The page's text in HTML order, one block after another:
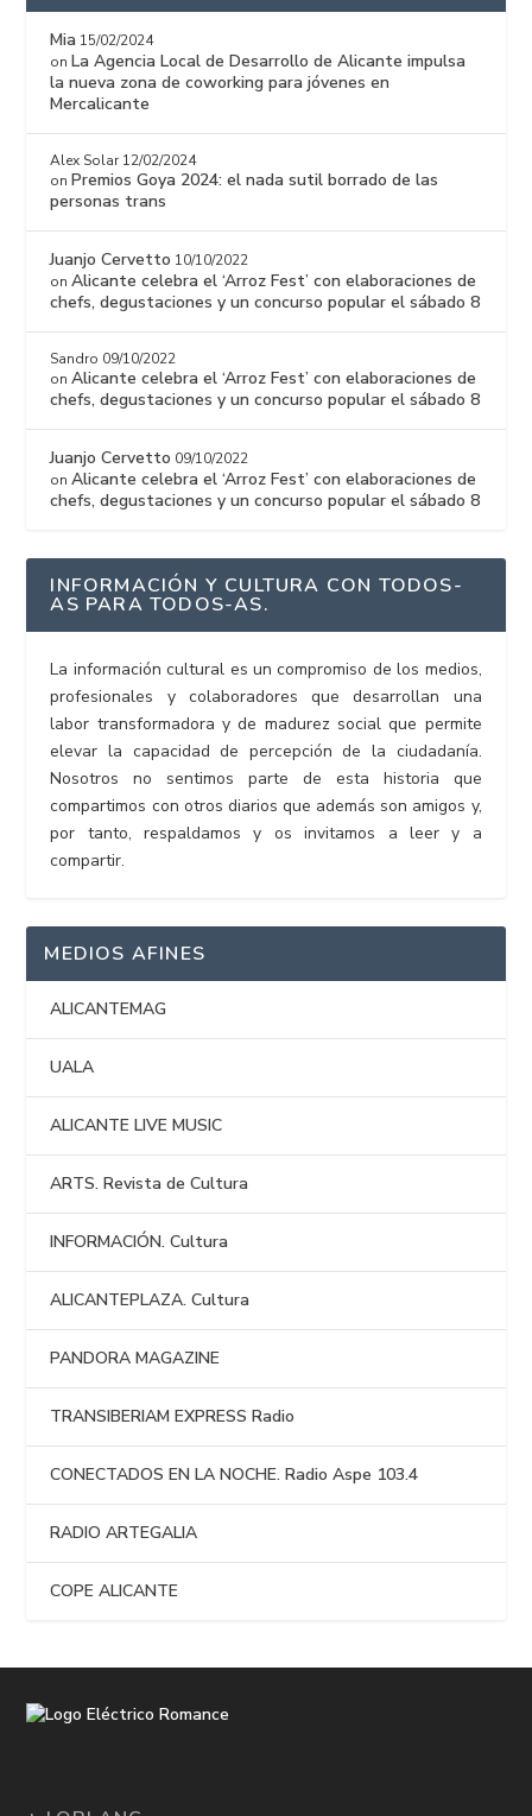
Mia 15/02/2024
onLa Agencia Local de Desarrollo de Alicante impulsa
la nueva zona de coworking para jóvenes en
Mercalicante
Alex Solar 12/02/2024
onPremios Goya 2024: el nada sutil borrado de las
personas trans
Juanjo Cervetto 10/10/2022
onAlicante celebra el ‘Arroz Fest’ con elaboraciones de
chefs, degustaciones y un concurso popular el sábado 8
Sandro 09/10/2022
onAlicante celebra el ‘Arroz Fest’ con elaboraciones de
chefs, degustaciones y un concurso popular el sábado 8
Juanjo Cervetto 09/10/2022
onAlicante celebra el ‘Arroz Fest’ con elaboraciones de
chefs, degustaciones y un concurso popular el sábado 8
INFORMACIÓN Y CULTURA CON TODOS-
AS PARA TODOS-AS.
La información cultural es un compromiso de los medios,
profesionales y colaboradores que desarrollan una
labor transformadora y de madurez social que permite
elevar la capacidad de percepción de la ciudadanía.
Nosotros no sentimos parte de esta historia que
compartimos con otros diarios que además son amigos y,
por tanto, respaldamos y os invitamos a leer y a
compartir.
MEDIOS AFINES
ALICANTEMAG
UALA
ALICANTE LIVE MUSIC
ARTS. Revista de Cultura
INFORMACIÓN. Cultura
ALICANTEPLAZA. Cultura
PANDORA MAGAZINE
TRANSIBERIAM EXPRESS Radio
CONECTADOS EN LA NOCHE. Radio Aspe 103.4
RADIO ARTEGALIA
COPE ALICANTE